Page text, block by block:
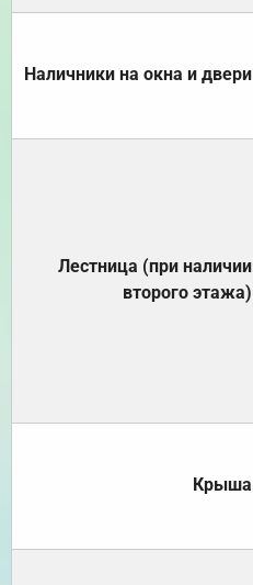
Наличники на окна и двери
Лестница (при наличии
второго этажа)
Крыша